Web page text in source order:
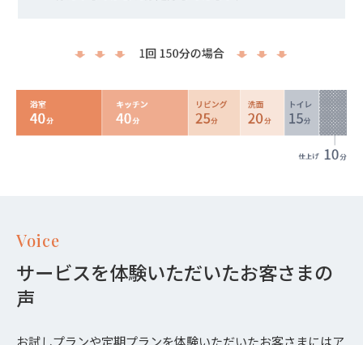
Voice
サービスを体験いただいたお客さまの
声
お試しプランや定期プランを体験いただいたお客さまにはア